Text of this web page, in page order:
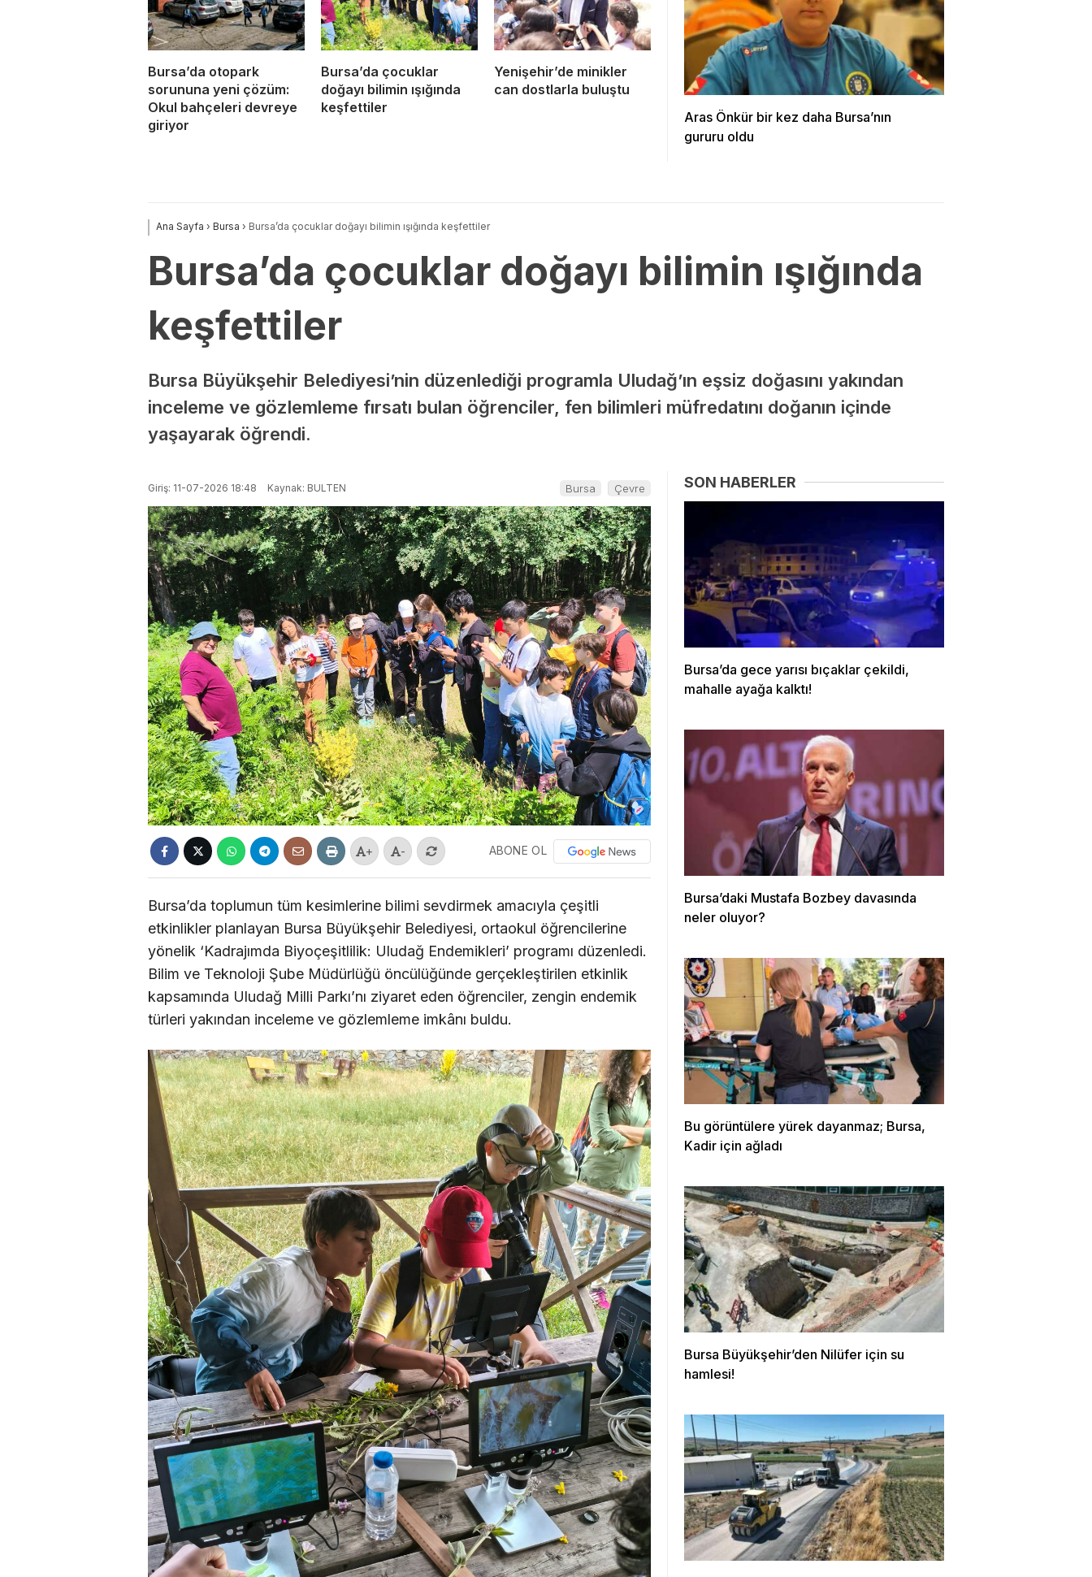
Bursa’da otopark
sorununa yeni çözüm:
Okul bahçeleri devreye
giriyor
Bursa’da çocuklar
doğayı bilimin ışığında
keşfettiler
Yenişehir’de minikler
can dostlarla buluştu
Aras Önkür bir kez daha Bursa’nın
gururu oldu
Ana Sayfa › Bursa › Bursa’da çocuklar doğayı bilimin ışığında keşfettiler
Bursa’da çocuklar doğayı bilimin ışığında
keşfettiler
Bursa Büyükşehir Belediyesi’nin düzenlediği programla Uludağ’ın eşsiz doğasını yakından
inceleme ve gözlemleme fırsatı bulan öğrenciler, fen bilimleri müfredatını doğanın içinde
yaşayarak öğrendi.
Giriş: 11-07-2026 18:48 Kaynak: BULTEN Bursa Çevre
+ - ABONE OL
Bursa’da toplumun tüm kesimlerine bilimi sevdirmek amacıyla çeşitli
etkinlikler planlayan Bursa Büyükşehir Belediyesi, ortaokul öğrencilerine
yönelik ‘Kadrajımda Biyoçeşitlilik: Uludağ Endemikleri’ programı düzenledi.
Bilim ve Teknoloji Şube Müdürlüğü öncülüğünde gerçekleştirilen etkinlik
kapsamında Uludağ Milli Parkı’nı ziyaret eden öğrenciler, zengin endemik
türleri yakından inceleme ve gözlemleme imkânı buldu.
SON HABERLER
Bursa’da gece yarısı bıçaklar çekildi,
mahalle ayağa kalktı!
Bursa’daki Mustafa Bozbey davasında
neler oluyor?
Bu görüntülere yürek dayanmaz; Bursa,
Kadir için ağladı
Bursa Büyükşehir’den Nilüfer için su
hamlesi!